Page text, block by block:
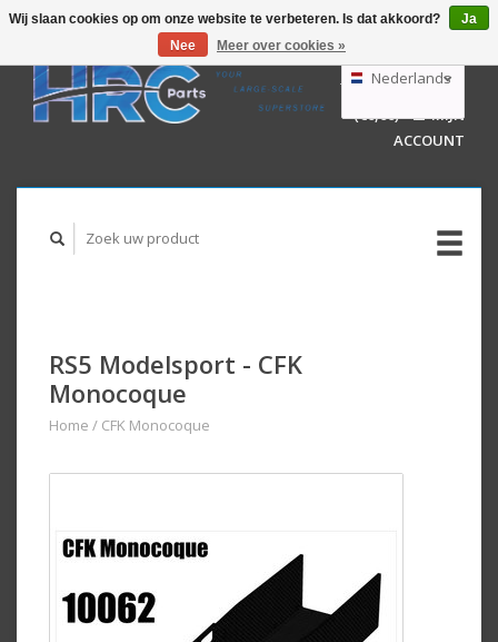
GBP
AUD
Nederlands
Deutsch
English
WINKELWAGEN
(€0,00)
MIJN
ACCOUNT
RS5 Modelsport - CFK
Monocoque
Home / CFK Monocoque
Wij slaan cookies op om onze website te verbeteren. Is dat akkoord?
Ja
Nee
Meer over cookies »